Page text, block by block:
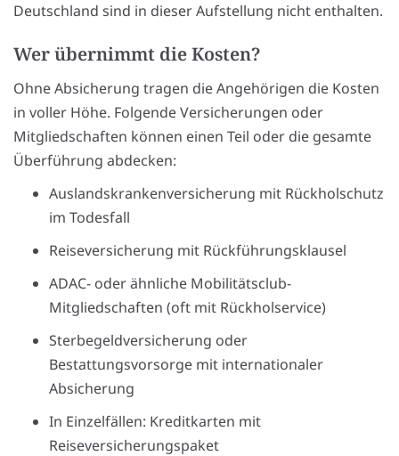
Deutschland sind in dieser Aufstellung nicht enthalten.
Wer übernimmt die Kosten?
Ohne Absicherung tragen die Angehörigen die Kosten
in voller Höhe. Folgende Versicherungen oder
Mitgliedschaften können einen Teil oder die gesamte
Überführung abdecken:
Auslandskrankenversicherung mit Rückholschutz
im Todesfall
Reiseversicherung mit Rückführungsklausel
ADAC- oder ähnliche Mobilitätsclub-
Mitgliedschaften (oft mit Rückholservice)
Sterbegeldversicherung oder
Bestattungsvorsorge mit internationaler
Absicherung
In Einzelfällen: Kreditkarten mit
Reiseversicherungspaket